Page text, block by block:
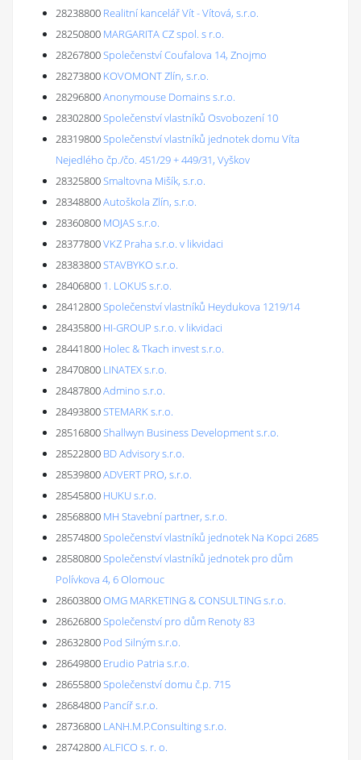
28238800 Realitní kancelář Vít - Vítová, s.r.o.
28250800 MARGARITA CZ spol. s r.o.
28267800Společenství Coufalova 14, Znojmo
28273800 KOVOMONT Zlín, s.r.o.
28296800Anonymouse Domains s.r.o.
28302800Společenství vlastníků Osvobození 10
28319800Společenství vlastníků jednotek domu Víta
Nejedlého čp./čo. 451/29 + 449/31, Vyškov
28325800Smaltovna Mišík, s.r.o.
28348800Autoškola Zlín, s.r.o.
28360800 MOJAS s.r.o.
28377800VKZ Praha s.r.o. v likvidaci
28383800STAVBYKO s.r.o.
28406800 1. LOKUS s.r.o.
28412800Společenství vlastníků Heydukova 1219/14
28435800 HI-GROUP s.r.o. v likvidaci
28441800 Holec & Tkach invest s.r.o.
28470800 LINATEX s.r.o.
28487800Admino s.r.o.
28493800STEMARK s.r.o.
28516800Shallwyn Business Development s.r.o.
28522800 BD Advisory s.r.o.
28539800ADVERT PRO, s.r.o.
28545800 HUKU s.r.o.
28568800 MH Stavební partner, s.r.o.
28574800Společenství vlastníků jednotek Na Kopci 2685
28580800Společenství vlastníků jednotek pro dům
Polívkova 4, 6 Olomouc
28603800OMG MARKETING & CONSULTING s.r.o.
28626800Společenství pro dům Renoty 83
28632800 Pod Silným s.r.o.
28649800 Erudio Patria s.r.o.
28655800Společenství domu č.p. 715
28684800 Pancíř s.r.o.
28736800 LANH.M.P.Consulting s.r.o.
28742800ALFICO s. r. o.